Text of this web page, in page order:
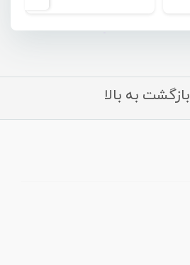
بازگشت به بالا